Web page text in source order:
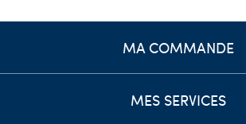
MA COMMANDE
MES SERVICES